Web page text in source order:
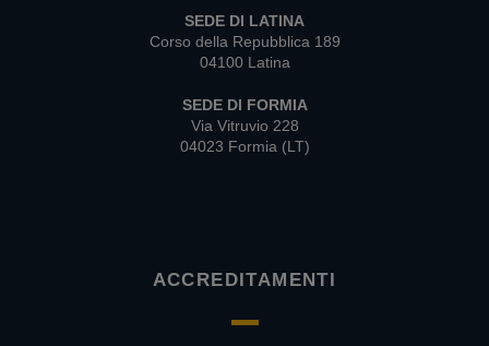
SEDE DI LATINA
Corso della Repubblica 189
04100 Latina
SEDE DI FORMIA
Via Vitruvio 228
04023 Formia (LT)
ACCREDITAMENTI